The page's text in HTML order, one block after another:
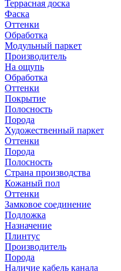
Террасная доска
Фаска
Оттенки
Обработка
Модульный паркет
Производитель
На ощупь
Обработка
Оттенки
Покрытие
Полосность
Порода
Художественный паркет
Оттенки
Порода
Полосность
Страна производства
Кожаный пол
Оттенки
Замковое соединение
Подложка
Назначение
Плинтус
Производитель
Порода
Наличие кабель канала